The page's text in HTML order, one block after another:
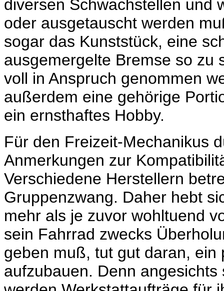
diversen Schwachstellen und
oder ausgetauscht werden
sogar das Kunststück, eine
ausgemergelte Bremse so zu
voll in Anspruch genommen
außerdem eine gehörige
ein ernsthaftes Hobby.
Für den Freizeit-Mechanikus
Anmerkungen zur
Verschiedene Herstellern
Gruppenzwang. Daher hebt
mehr als je zuvor wohltuend
sein Fahrrad zwecks
geben muß, tut gut daran, ein
aufzubauen. Denn